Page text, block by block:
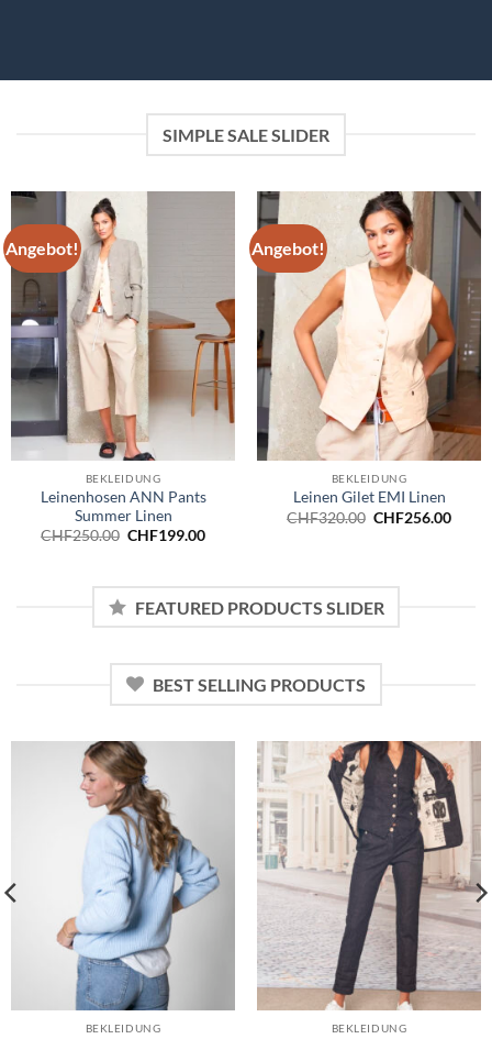
SIMPLE SALE SLIDER
Angebot!
BEKLEIDUNG
Leinenhosen ANN Pants
Summer Linen
CHF250.00 Ursprünglicher
CHF199.00Aktueller
Angebot!
BEKLEIDUNG
Leinen Gilet EMI Linen
CHF320.00 Ursprünglicher
CHF256.00
FEATURED PRODUCTS SLIDER
BEST SELLING PRODUCTS
BEKLEIDUNG BEKLEIDUNG